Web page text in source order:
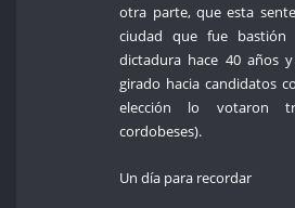
otra parte, que esta
ciudad que fue
dictadura hace 40 años
girado hacia candidatos
elección lo votaron
cordobeses).
Un día para recordar